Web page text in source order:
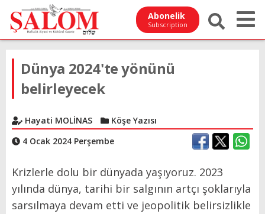
Abonelik
Subscription
Dünya 2024'te yönünü
belirleyecek
Hayati MOLİNAS
Köşe Yazısı
4 Ocak 2024 Perşembe
Krizlerle dolu bir dünyada yaşıyoruz. 2023
yılında dünya, tarihi bir salgının artçı şoklarıyla
sarsılmaya devam etti ve jeopolitik belirsizlikle